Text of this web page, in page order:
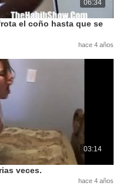
06:34
el coño hasta que se
hace 4 años
03:14
veces.
hace 4 años